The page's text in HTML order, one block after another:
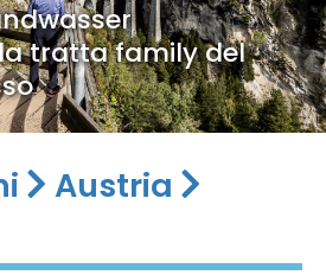
tratta family del
Austria